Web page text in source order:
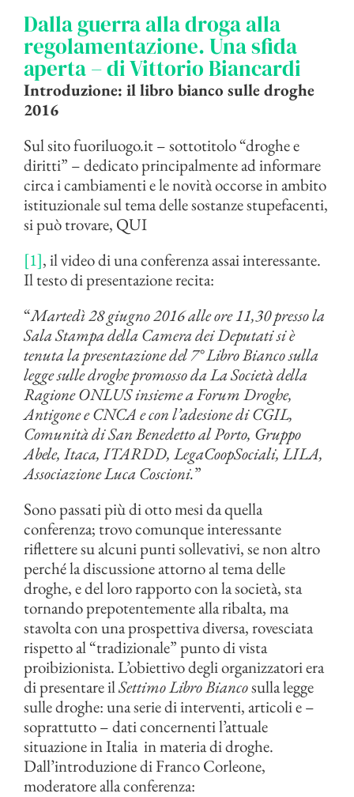
Dalla guerra alla droga alla
regolamentazione. Una sfida
aperta – di Vittorio Biancardi
Introduzione: il libro bianco sulle droghe
2016
Sul sito fuoriluogo.it – sottotitolo “droghe e
diritti” – dedicato principalmente ad informare
circa i cambiamenti e le novità occorse in ambito
istituzionale sul tema delle sostanze stupefacenti,
si può trovare, QUI
[1], il video di una conferenza assai interessante.
Il testo di presentazione recita:
“Martedì 28 giugno 2016 alle ore 11,30 presso la
Sala Stampa della Camera dei Deputati si è
tenuta la presentazione del 7° Libro Bianco sulla
legge sulle droghe promosso da La Società della
Ragione ONLUS insieme a Forum Droghe,
Antigone e CNCA e con l’adesione di CGIL,
Comunità di San Benedetto al Porto, Gruppo
Abele, Itaca, ITARDD, LegaCoopSociali, LILA,
Associazione Luca Coscioni.”
Sono passati più di otto mesi da quella
conferenza; trovo comunque interessante
riflettere su alcuni punti sollevativi, se non altro
perché la discussione attorno al tema delle
droghe, e del loro rapporto con la società, sta
tornando prepotentemente alla ribalta, ma
stavolta con una prospettiva diversa, rovesciata
rispetto al “tradizionale” punto di vista
proibizionista. L’obiettivo degli organizzatori era
di presentare ilSettimo Libro Biancosulla legge
sulle droghe: una serie di interventi, articoli e –
soprattutto – dati concernenti l’attuale
situazione in Italia in materia di droghe.
Dall’introduzione di Franco Corleone,
moderatore alla conferenza: